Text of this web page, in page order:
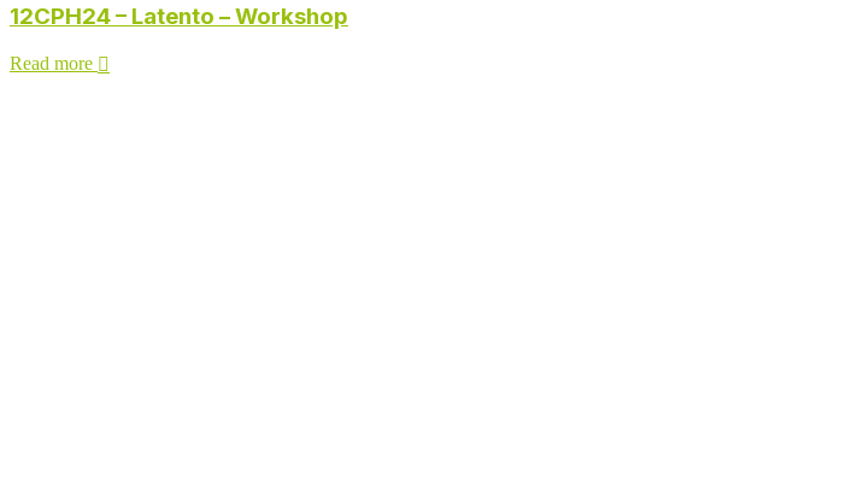
12CPH24 – Latento – Workshop
Read more